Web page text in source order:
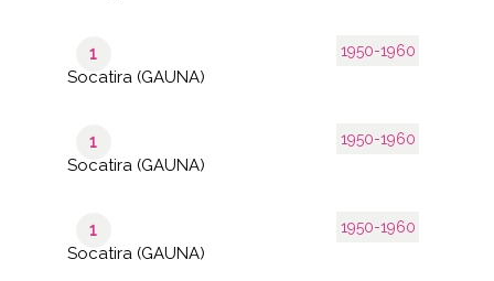
1950-1960
1
Socatira (GAUNA)
1950-1960
1
Socatira (GAUNA)
1950-1960
1
Socatira (GAUNA)